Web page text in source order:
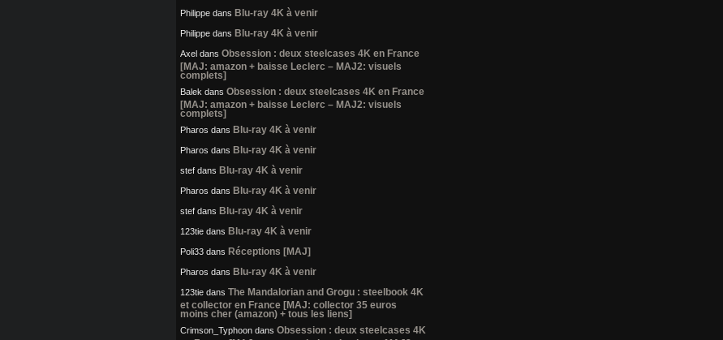
Philippe dans Blu-ray 4K à venir
Philippe dans Blu-ray 4K à venir
Axel dans Obsession : deux steelcases 4K en France
[MAJ: amazon + baisse Leclerc – MAJ2: visuels
complets]
Balek dans Obsession : deux steelcases 4K en France
[MAJ: amazon + baisse Leclerc – MAJ2: visuels
complets]
Pharos dans Blu-ray 4K à venir
Pharos dans Blu-ray 4K à venir
stef dans Blu-ray 4K à venir
Pharos dans Blu-ray 4K à venir
stef dans Blu-ray 4K à venir
123tie dans Blu-ray 4K à venir
Poli33 dans Réceptions [MAJ]
Pharos dans Blu-ray 4K à venir
123tie dans The Mandalorian and Grogu : steelbook 4K
et collector en France [MAJ: collector 35 euros
moins cher (amazon) + tous les liens]
Crimson_Typhoon dans Obsession : deux steelcases 4K